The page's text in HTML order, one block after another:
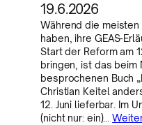
19.6.2026
Während die
haben, ihre GEAS-
Start der Reform am
bringen, ist das beim
besprochenen Buch
Christian Keitel
12. Juni lieferbar. Im
(nicht nur: ein)…